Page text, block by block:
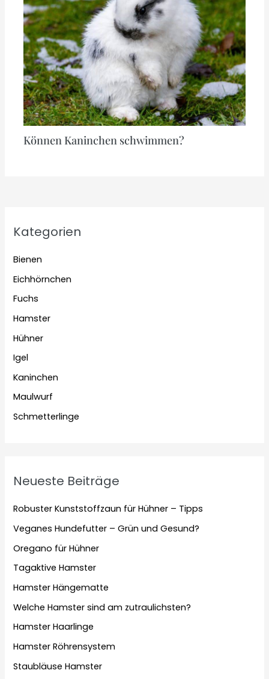
Können Kaninchen schwimmen?
Kategorien
Bienen
Eichhörnchen
Fuchs
Hamster
Hühner
Igel
Kaninchen
Maulwurf
Schmetterlinge
Neueste Beiträge
Robuster Kunststoffzaun für Hühner – Tipps
Veganes Hundefutter – Grün und Gesund?
Oregano für Hühner
Tagaktive Hamster
Hamster Hängematte
Welche Hamster sind am zutraulichsten?
Hamster Haarlinge
Hamster Röhrensystem
Staubläuse Hamster